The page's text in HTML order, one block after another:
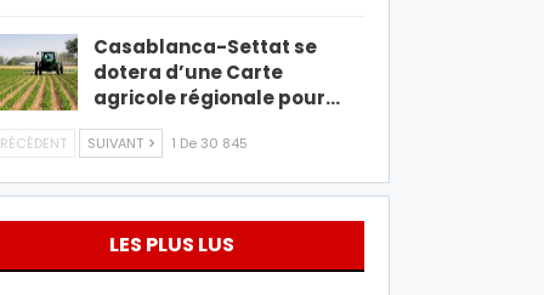
Casablanca-Settat se
dotera d’une Carte
agricole régionale pour…
SUIVANT 1 De 30 845
LES PLUS LUS